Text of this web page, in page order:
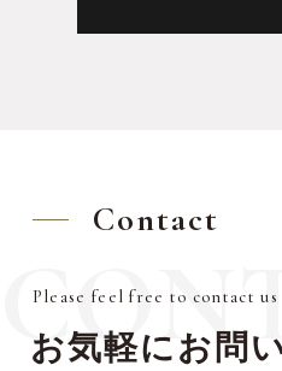
Contact
Please feel free to contact us
お気軽にお問